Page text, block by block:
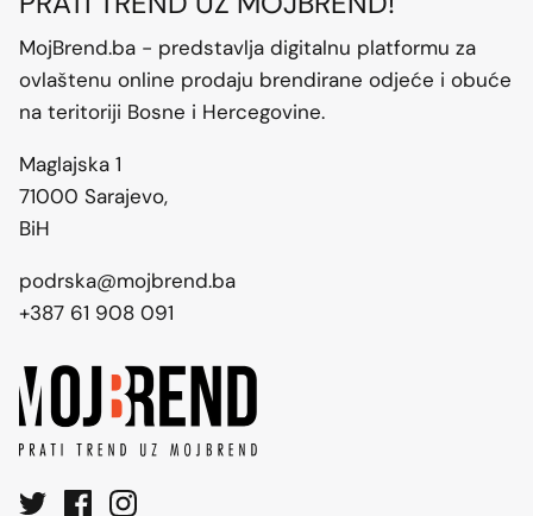
MojBrend.ba - predstavlja digitalnu platformu za
ovlaštenu online prodaju brendirane odjeće i obuće
na teritoriji Bosne i Hercegovine.
Maglajska 1
71000 Sarajevo,
BiH
podrska@mojbrend.ba
+387 61 908 091